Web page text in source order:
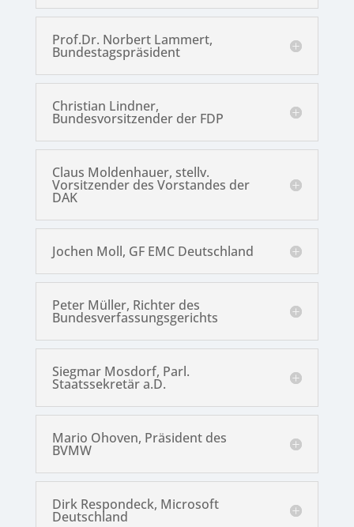
Prof.Dr. Norbert Lammert,
Bundestagspräsident
Christian Lindner,
Bundesvorsitzender der FDP
Claus Moldenhauer, stellv.
Vorsitzender des Vorstandes der
DAK
Jochen Moll, GF EMC Deutschland
Peter Müller, Richter des
Bundesverfassungsgerichts
Siegmar Mosdorf, Parl.
Staatssekretär a.D.
Mario Ohoven, Präsident des
BVMW
Dirk Respondeck, Microsoft
Deutschland